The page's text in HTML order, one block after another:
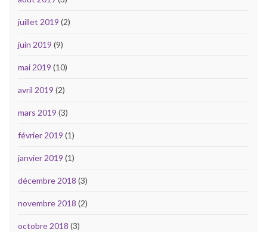
juillet 2019 (2)
juin 2019 (9)
mai 2019 (10)
avril 2019 (2)
mars 2019 (3)
février 2019 (1)
janvier 2019 (1)
décembre 2018 (3)
novembre 2018 (2)
octobre 2018 (3)